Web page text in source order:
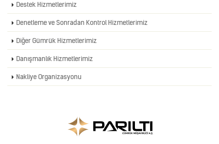
Destek Hizmetlerimiz
Denetleme ve Sonradan Kontrol Hizmetlerimiz
Diğer Gümrük Hizmetlerimiz
Danışmanlık Hizmetlerimiz
Nakliye Organizasyonu